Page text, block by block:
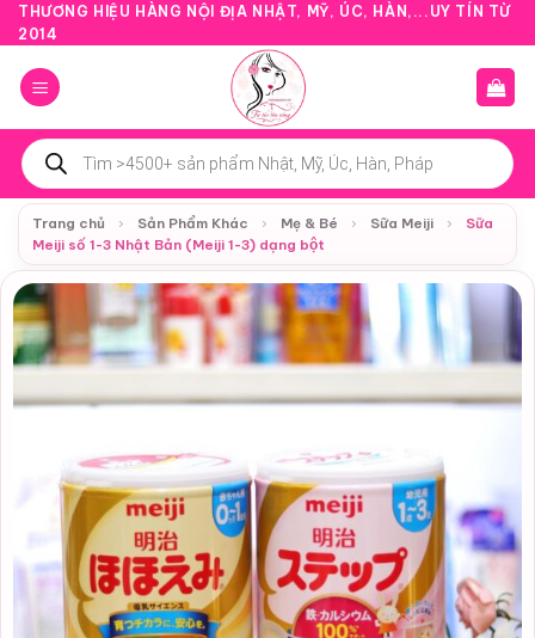
Bỏ
qua
nội
dung
THƯƠNG HIỆU HÀNG NỘI ĐỊA NHẬT, MỸ, ÚC, HÀN,...UY TÍN TỪ
2014
Tìm
kiếm
sản
phẩm
Trang chủ
› Sản Phẩm Khác › Mẹ & Bé › Sữa Meiji ›
Sữa
Meiji số 1-3 Nhật Bản (Meiji 1-3) dạng bột